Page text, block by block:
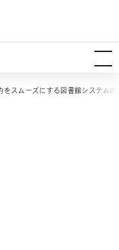
をスムーズにする図書館システムの